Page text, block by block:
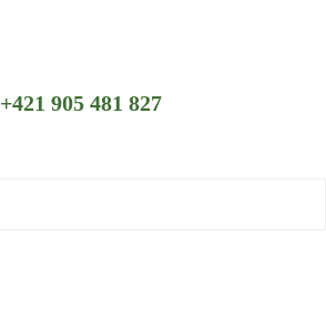
+421 905 481 827